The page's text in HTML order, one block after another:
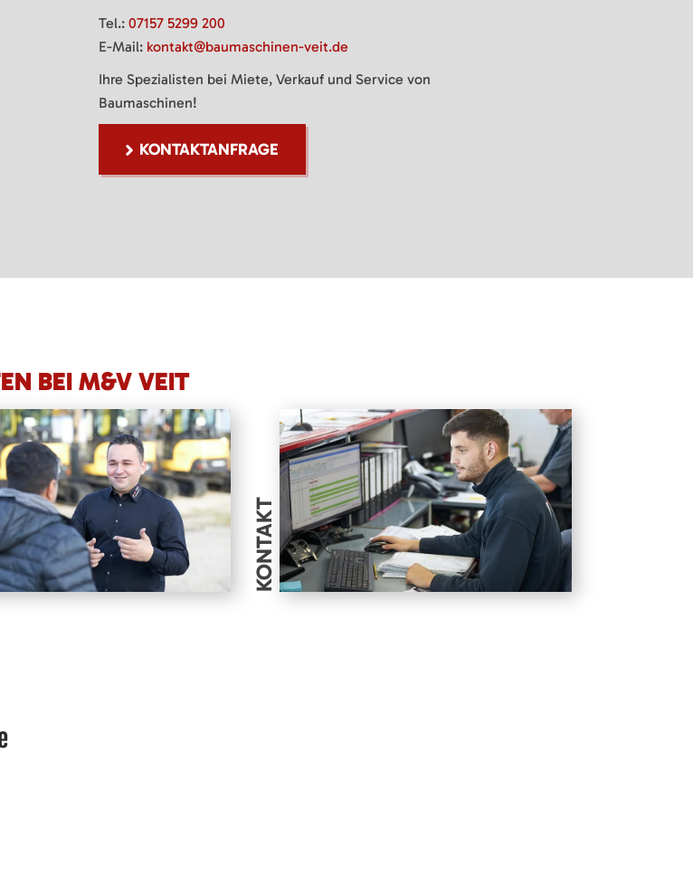
Tel.: 07157 5299 200
E-Mail: kontakt@baumaschinen-veit.de
Ihre Spezialisten bei Miete, Verkauf und Service von
Baumaschinen!
KONTAKTANFRAGE
BEI M&V VEIT
KONTAKT